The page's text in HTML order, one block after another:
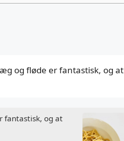
fantastisk, og at
og fløde er fantastisk, og at